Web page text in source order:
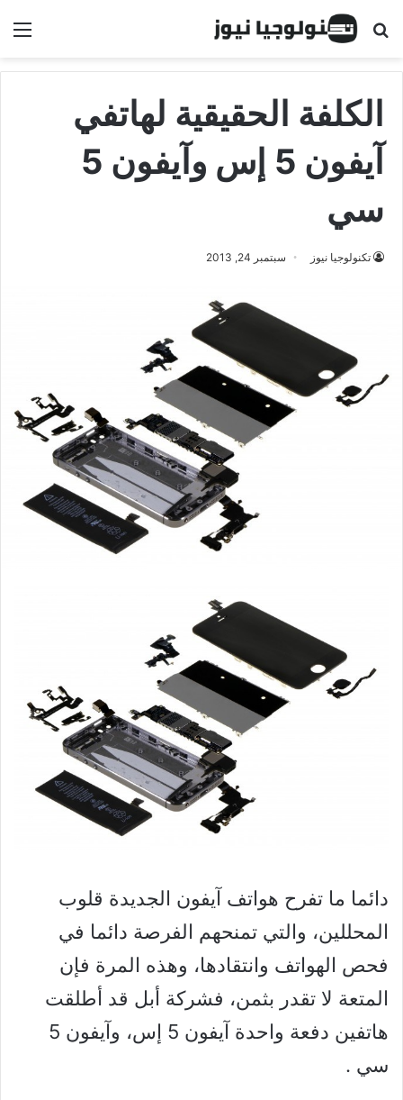
البحث عن
الكلفة الحقيقية لهاتفي
آيفون 5 إس وآيفون 5
سي
تكنولوجيا نيوز سبتمبر 24, 2013
دائما ما تفرح هواتف آيفون الجديدة قلوب
المحللين، والتي تمنحهم الفرصة دائما في
فحص الهواتف وانتقادها، وهذه المرة فإن
المتعة لا تقدر بثمن، فشركة أبل قد أطلقت
هاتفين دفعة واحدة آيفون 5 إس، وآيفون 5
سي .